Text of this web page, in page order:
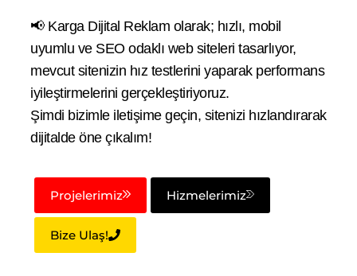
📢 Karga Dijital Reklam olarak; hızlı, mobil
uyumlu ve SEO odaklı web siteleri tasarlıyor,
mevcut sitenizin hız testlerini yaparak performans
iyileştirmelerini gerçekleştiriyoruz.
Şimdi bizimle iletişime geçin, sitenizi hızlandırarak
dijitalde öne çıkalım!
Projelerimiz Hizmelerimiz
Bize Ulaş!